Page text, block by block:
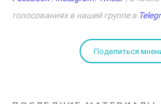
голосованиях в нашей группе в
Поделиться